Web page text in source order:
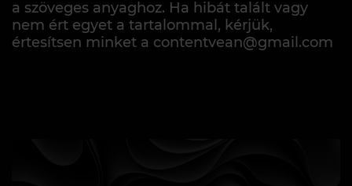
a szöveges anyaghoz. Ha hibát talált vagy
nem ért egyet a tartalommal, kérjük,
értesítsen minket a contentvean@gmail.com